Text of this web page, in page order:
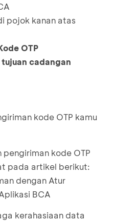
pojok kanan atas
OTP
tujuan cadangan
kode OTP kamu
kode OTP
pada artikel berikut:
dengan Atur
BCA
kerahasiaan data